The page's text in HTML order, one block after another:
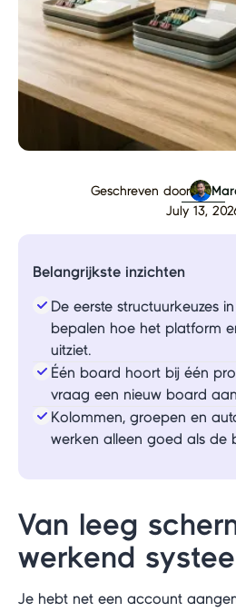
Geschreven door
July 13,
Belangrijkste inzichten
De eerste structuurkeuzes
bepalen hoe het platform
uitziet.
Één board hoort bij één
vraag een nieuw board
Kolommen, groepen en
werken alleen goed als de
Van leeg
werkend
Je hebt net een account